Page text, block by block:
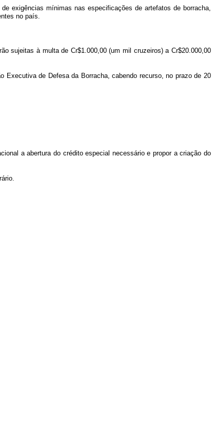
exigências mínimas nas especificações de artefatos de borracha,
no país.
sujeitas à multa de Cr$1.000,00 (um mil cruzeiros) a Cr$20.000,00
Executiva de Defesa da Borracha, cabendo recurso, no prazo de 20
a abertura do crédito especial necessário e propor a criação do